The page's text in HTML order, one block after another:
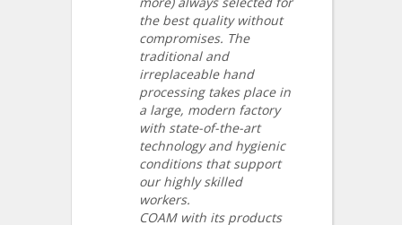
the best quality without
compromises. The
traditional and
irreplaceable hand
processing takes place in
a large, modern factory
with state-of-the-art
technology and hygienic
conditions that support
our highly skilled
workers.
COAM with its products